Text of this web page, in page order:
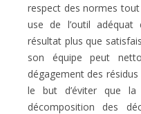
respect des normes
use de l’outil
résultat plus que
son équipe peut
dégagement des
le but d’éviter que
décomposition des